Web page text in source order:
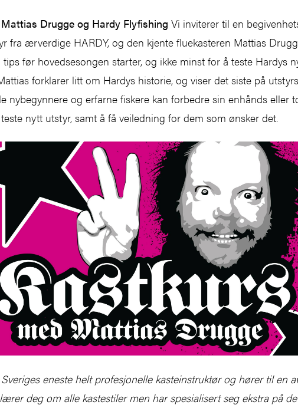
Drugge og Hardy Flyfishing Vi inviterer til en
fra ærverdige HARDY, og den kjente fluekasteren Mattias
før hovedsesongen starter, og ikke minst for å teste Hardys
forklarer litt om Hardys historie, og viser det siste på
nybegynnere og erfarne fiskere kan forbedre sin enhånds eller
nytt utstyr, samt å få veiledning for dem som ønsker det.
eneste helt profesjonelle kasteinstruktør og hører til en
deg om alle kastestiler men har spesialisert seg ekstra på